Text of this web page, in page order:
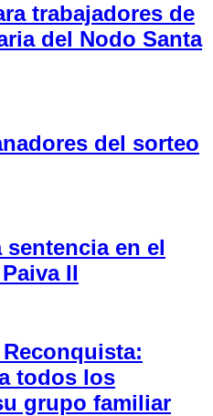
trabajadores de
del Nodo Santa
del sorteo
sentencia en el
II
todos los
grupo familiar